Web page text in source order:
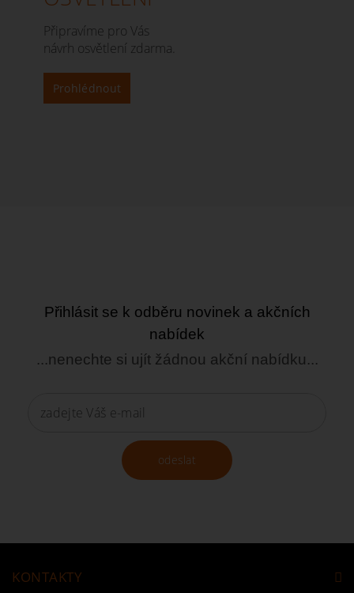
Připravíme pro Vás
návrh osvětlení zdarma.
Prohlédnout
Přihlásit se k odběru novinek a akčních
nabídek
...nenechte si ujít žádnou akční nabídku...
odeslat
KONTAKTY